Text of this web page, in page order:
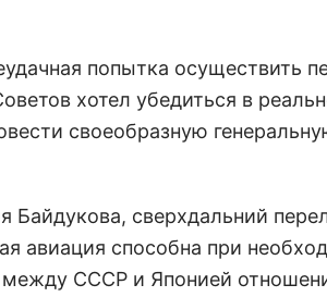
попытка осуществить
хотел убедиться в
своеобразную
Байдукова, сверхдальний
авиация способна при
СССР и Японией